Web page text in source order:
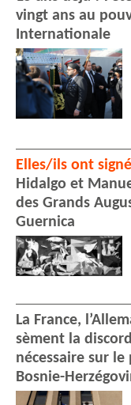
vingt ans au
Internationale
Elles/ils ont signé
Hidalgo et
des Grands
Guernica
La France,
sèment la
nécessaire sur
Bosnie-